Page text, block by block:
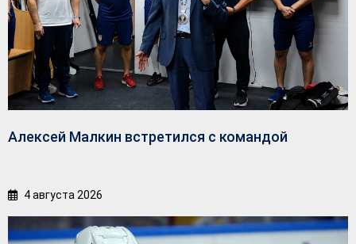
Алексей Малкин встретился с командой
4 августа 2026